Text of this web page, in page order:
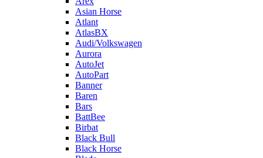
Asian Horse
Atlant
AtlasBX
Audi/Volkswagen
Aurora
AutoJet
AutoPart
Banner
Baren
Bars
BattBee
Birbat
Black Bull
Black Horse